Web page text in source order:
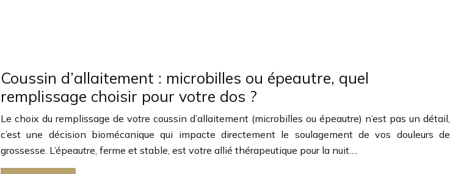
Coussin d’allaitement : microbilles ou épeautre, quel
remplissage choisir pour votre dos ?
Le choix du remplissage de votre coussin d’allaitement (microbilles ou épeautre) n’est pas un détail,
c’est une décision biomécanique qui impacte directement le soulagement de vos douleurs de
grossesse. L’épeautre, ferme et stable, est votre allié thérapeutique pour la nuit….